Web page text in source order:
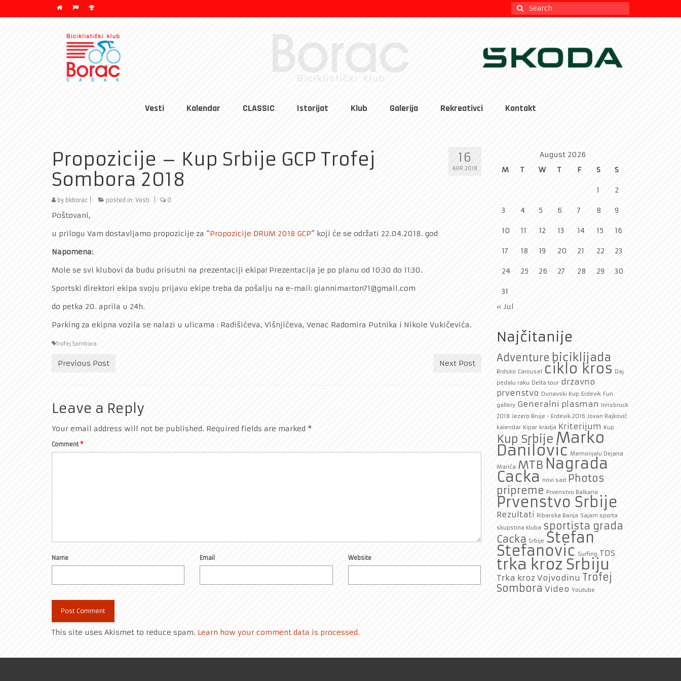
Search
for:
Vesti Kalendar CLASSIC Istorijat Klub Galerija Rekreativci Kontakt
16
APR 2018
Propozicije – Kup Srbije GCP Trofej
Sombora 2018
by bkborac posted in: Vesti 0
Poštovani,
u prilogu Vam dostavljamo propozicije za “Propozicije DRUM 2018 GCP” koji će se održati 22.04.2018. god
Napomena:
Mole se svi klubovi da budu prisutni na prezentaciji ekipa! Prezentacija je po planu od 10:30 do 11:30.
Sportski direktori ekipa svoju prijavu ekipe treba da pošalju na e-mail: giannimarton71@gmail.com
do petka 20. aprila u 24h.
Parking za ekipna vozila se nalazi u ulicama : Radišićeva, Višnjićeva, Venac Radomira Putnika i Nikole Vukičevića.
Trofej Sombora
Previous Post Next Post
Leave a Reply
Your email address will not be published. Required fields are marked *
Comment*
Name Email Website
This site uses Akismet to reduce spam. Learn how your comment data is processed.
August 2026
M
T W T F S S
1 2
3 4 5 6 7 8 9
10 11 12 13 14 15 16
17 18 19 20 21 22 23
24 25 26 27 28 29 30
31
« Jul
Najčitanije
Adventure biciklijada
Brdsko Carousel ciklo kros
Daj
pedalu raku Delta tour drzavno
prvenstvo
Dunavski Kup Erdevik Fun
gallery Generalni plasman
Innsbruck
2018 Jezero Bruje - Erdevik 2016 Jovan Rajković
kalendar Kipar kradja Kriterijum Kup
Kup Srbije Marko
Danilovic Memorijalu Dejana
Marića MTB Nagrada
Cacka novi sad
Photos
pripreme
Prvenstvo Balkana
Prvenstvo Srbije
Rezultati Ribarska Banja Sajam sporta
skupstina kluba sportista grada
Cacka Srbije Stefan
Stefanovic Surfing TDS
trka kroz Srbiju
Trka kroz Vojvodinu Trofej
Sombora Video Youtube